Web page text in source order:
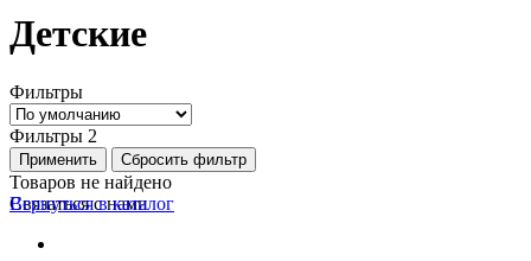
Детские
Фильтры
Фильтры 2
Применить Сбросить фильтр
Товаров не найдено
Вернуться в каталог
Связаться с нами